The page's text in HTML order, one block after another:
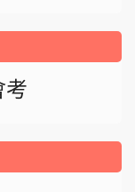
考